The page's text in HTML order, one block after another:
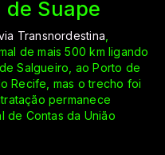
de Suape
Transnordestina
de mais 500 km ligando
Salgueiro, ao Porto de
Recife, mas o trecho foi
permanece
de Contas da União